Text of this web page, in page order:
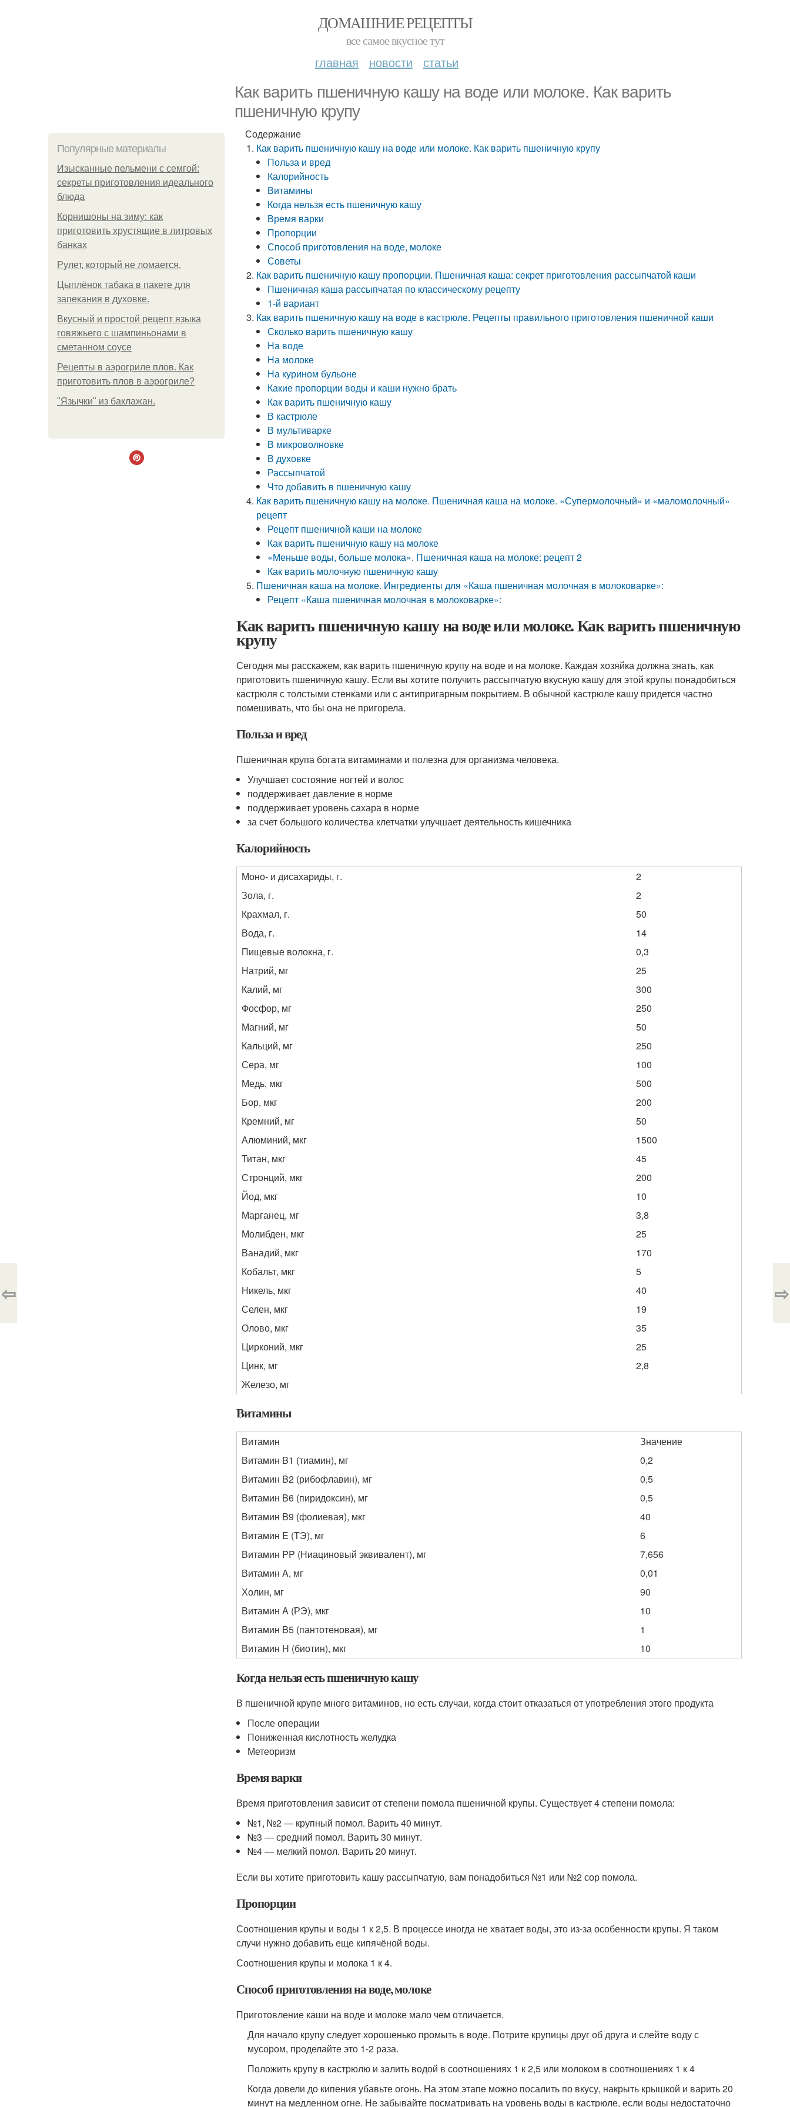
ДОМАШНИЕ РЕЦЕПТЫ
все самое вкусное тут
главная новости статьи
Как варить пшеничную кашу на воде или молоке. Как варить
пшеничную крупу
Популярные материалы
Изысканные пельмени с семгой:
секреты приготовления идеального
блюда
Корнишоны на зиму: как
приготовить хрустящие в литровых
банках
Рулет, который не ломается.
Цыплёнок табака в пакете для
запекания в духовке.
Вкусный и простой рецепт языка
говяжьего с шампиньонами в
сметанном соусе
Рецепты в аэрогриле плов. Как
приготовить плов в аэрогриле?
"Язычки" из баклажан.
Содержание
Как варить пшеничную кашу на воде или молоке. Как варить пшеничную крупу
Польза и вред
Калорийность
Витамины
Когда нельзя есть пшеничную кашу
Время варки
Пропорции
Способ приготовления на воде, молоке
Советы
Как варить пшеничную кашу пропорции. Пшеничная каша: секрет приготовления рассыпчатой каши
Пшеничная каша рассыпчатая по классическому рецепту
1-й вариант
Как варить пшеничную кашу на воде в кастрюле. Рецепты правильного приготовления пшеничной каши
Сколько варить пшеничную кашу
На воде
На молоке
На курином бульоне
Какие пропорции воды и каши нужно брать
Как варить пшеничную кашу
В кастрюле
В мультиварке
В микроволновке
В духовке
Рассыпчатой
Что добавить в пшеничную кашу
Как варить пшеничную кашу на молоке. Пшеничная каша на молоке. «Супермолочный» и «маломолочный»
рецепт
Рецепт пшеничной каши на молоке
Как варить пшеничную кашу на молоке
«Меньше воды, больше молока». Пшеничная каша на молоке: рецепт 2
Как варить молочную пшеничную кашу
Пшеничная каша на молоке. Ингредиенты для «Каша пшеничная молочная в молоковарке»:
Рецепт «Каша пшеничная молочная в молоковарке»:
Как варить пшеничную кашу на воде или молоке. Как варить пшеничную
крупу
Сегодня мы расскажем, как варить пшеничную крупу на воде и на молоке. Каждая хозяйка должна знать, как
приготовить пшеничную кашу. Если вы хотите получить рассыпчатую вкусную кашу для этой крупы понадобиться
кастрюля с толстыми стенками или с антипригарным покрытием. В обычной кастрюле кашу придется частно
помешивать, что бы она не пригорела.
Польза и вред
Пшеничная крупа богата витаминами и полезна для организма человека.
Улучшает состояние ногтей и волос
поддерживает давление в норме
поддерживает уровень сахара в норме
за счет большого количества клетчатки улучшает деятельность кишечника
Калорийность
Моно- и дисахариды, г.
2
Зола, г.
2
Крахмал, г.
50
Вода, г.
14
Пищевые волокна, г.
0,3
Натрий, мг
25
Калий, мг
300
Фосфор, мг
250
Магний, мг
50
Кальций, мг
250
Сера, мг
100
Медь, мкг
500
Бор, мкг
200
Кремний, мг
50
Алюминий, мкг
1500
Титан, мкг
45
Стронций, мкг
200
Йод, мкг
10
Марганец, мг
3,8
Молибден, мкг
25
Ванадий, мкг
170
Кобальт, мкг
5
Никель, мкг
40
Селен, мкг
19
Олово, мкг
35
Цирконий, мкг
25
Цинк, мг
2,8
Железо, мг
Витамины
Витамин
Значение
Витамин B1 (тиамин), мг
0,2
Витамин B2 (рибофлавин), мг
0,5
Витамин B6 (пиридоксин), мг
0,5
Витамин B9 (фолиевая), мкг
40
Витамин E (ТЭ), мг
6
Витамин PP (Ниациновый эквивалент), мг
7,656
Витамин A, мг
0,01
Холин, мг
90
Витамин A (РЭ), мкг
10
Витамин B5 (пантотеновая), мг
1
Витамин H (биотин), мкг
10
Когда нельзя есть пшеничную кашу
В пшеничной крупе много витаминов, но есть случаи, когда стоит отказаться от употребления этого продукта
После операции
Пониженная кислотность желудка
Метеоризм
Время варки
Время приготовления зависит от степени помола пшеничной крупы. Существует 4 степени помола:
№1, №2 — крупный помол. Варить 40 минут.
№3 — средний помол. Варить 30 минут.
№4 — мелкий помол. Варить 20 минут.
Если вы хотите приготовить кашу рассыпчатую, вам понадобиться №1 или №2 сор помола.
Пропорции
Соотношения крупы и воды 1 к 2,5. В процессе иногда не хватает воды, это из-за особенности крупы. Я таком
случи нужно добавить еще кипячёной воды.
Соотношения крупы и молока 1 к 4.
Способ приготовления на воде, молоке
Приготовление каши на воде и молоке мало чем отличается.
Для начало крупу следует хорошенько промыть в воде. Потрите крупицы друг об друга и слейте воду с
мусором, проделайте это 1-2 раза.
Положить крупу в кастрюлю и залить водой в соотношениях 1 к 2,5 или молоком в соотношениях 1 к 4
Когда довели до кипения убавьте огонь. На этом этапе можно посалить по вкусу, накрыть крышкой и варить 20
минут на медленном огне. Не забывайте посматривать на уровень воды в кастрюле, если воды недостаточно
⇦ ⇨